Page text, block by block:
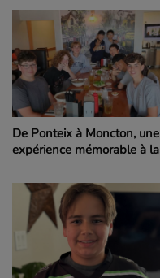
Ponteix
De Ponteix à Moncton, une
expérience mémorable à la
de partout au pays